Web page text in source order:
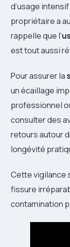
d’usage
propriétaire a
rappelle que l’
est tout aussi
Pour assurer la
un écaillage
professionnel
consulter des
retours autour
longévité
Cette vigilance
fissure
contamination